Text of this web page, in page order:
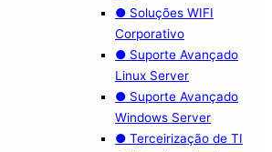
● Soluções WIFI
Corporativo
● Suporte Avançado
Linux Server
● Suporte Avançado
Windows Server
● Terceirização de TI